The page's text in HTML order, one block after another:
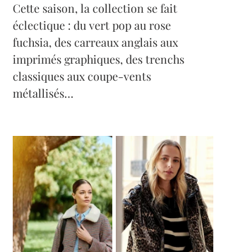
Cette saison, la collection se fait
éclectique : du vert pop au rose
fuchsia, des carreaux anglais aux
imprimés graphiques, des trenchs
classiques aux coupe-vents
métallisés…